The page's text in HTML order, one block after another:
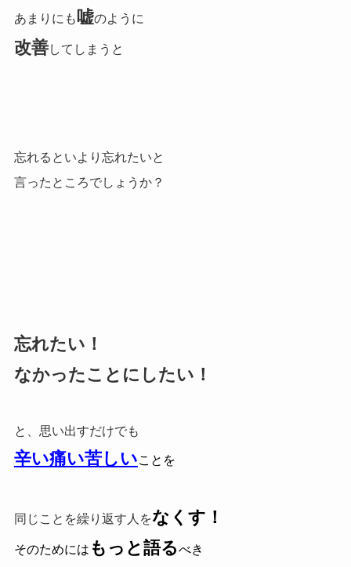
あまりにも嘘のように
改善してしまうと
忘れるといより忘れたいと
言ったところでしょうか？
忘れたい！
なかったことにしたい！
と、思い出すだけでも
辛い痛い苦しいことを
同じことを繰り返す人をなくす！
そのためには もっと語るべき